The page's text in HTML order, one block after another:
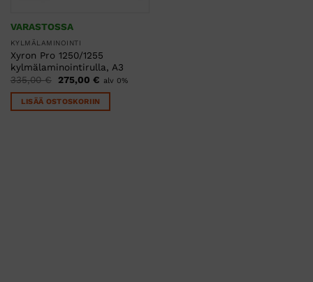
VARASTOSSA
KYLMÄLAMINOINTI
Xyron Pro 1250/1255
kylmälaminointirulla, A3
335,00€ Alkuperäinen
hinta
oli:
335,00 €.
275,00 €Nykyinen
on:
275,00 €.
alv 0%
LISÄÄ OSTOSKORIIN